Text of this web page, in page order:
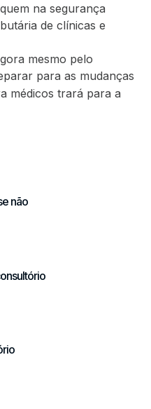
na segurança
de clínicas e
mesmo pelo
para as mudanças
médicos trará para a
não